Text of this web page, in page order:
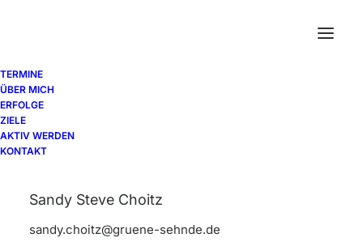
TERMINE
ÜBER MICH
ERFOLGE
ZIELE
AKTIV WERDEN
KONTAKT
Sandy Steve Choitz
sandy.choitz@gruene-sehnde.de